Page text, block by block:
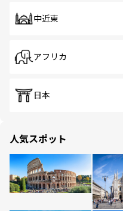
中近東
アフリカ
日本
人気スポット